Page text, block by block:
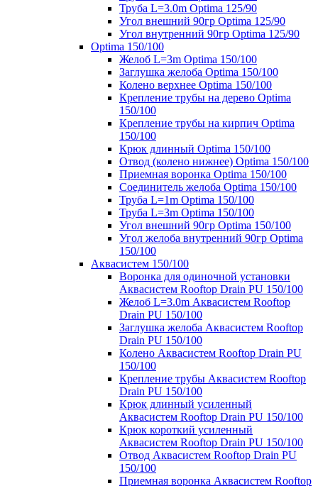
Труба L=3.0m Optima 125/90
Угол внешний 90гр Optima 125/90
Угол внутренний 90гр Optima 125/90
Optima 150/100
Желоб L=3m Optima 150/100
Заглушка желоба Optima 150/100
Колено верхнее Optima 150/100
Крепление трубы на дерево Optima
150/100
Крепление трубы на кирпич Optima
150/100
Крюк длинный Optima 150/100
Отвод (колено нижнее) Optima 150/100
Приемная воронка Optima 150/100
Соединитель желоба Optima 150/100
Труба L=1m Optima 150/100
Труба L=3m Optima 150/100
Угол внешний 90гр Optima 150/100
Угол желоба внутренний 90гр Optima
150/100
Аквасистем 150/100
Воронка для одиночной установки
Аквасистем Rooftop Drain PU 150/100
Желоб L=3.0m Аквасистем Rooftop
Drain PU 150/100
Заглушка желоба Аквасистем Rooftop
Drain PU 150/100
Колено Аквасистем Rooftop Drain PU
150/100
Крепление трубы Аквасистем Rooftop
Drain PU 150/100
Крюк длинный усиленный
Аквасистем Rooftop Drain PU 150/100
Крюк короткий усиленный
Аквасистем Rooftop Drain PU 150/100
Отвод Аквасистем Rooftop Drain PU
150/100
Приемная воронка Аквасистем Rooftop